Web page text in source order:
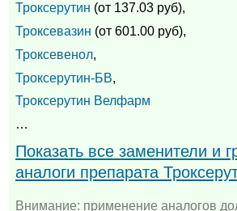
Троксерутин (от 137.03 руб),
Троксевазин (от 601.00 руб),
Троксевенол,
Троксерутин-БВ,
Троксерутин Велфарм
…
Показать все заменители и
аналоги препарата
Внимание: применение аналогов